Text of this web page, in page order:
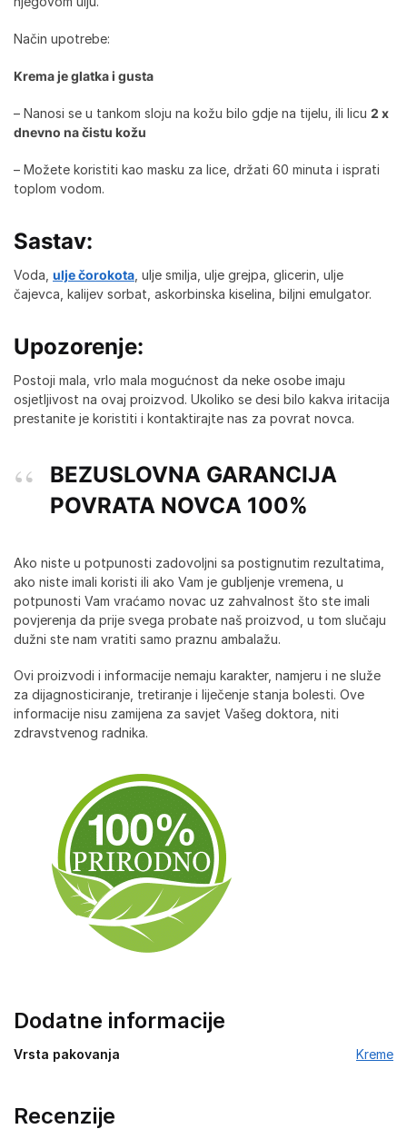
Način upotrebe:
Krema je glatka i gusta
– Nanosi se u tankom sloju na kožu bilo gdje na tijelu, ili licu 2 x
dnevno na čistu kožu
– Možete koristiti kao masku za lice, držati 60 minuta i isprati
toplom vodom.
Sastav:
Voda, ulje čorokota , ulje smilja, ulje grejpa, glicerin, ulje
čajevca, kalijev sorbat, askorbinska kiselina, biljni emulgator.
Upozorenje:
Postoji mala, vrlo mala mogućnost da neke osobe imaju
osjetljivost na ovaj proizvod. Ukoliko se desi bilo kakva iritacija
prestanite je koristiti i kontaktirajte nas za povrat novca.
BEZUSLOVNA GARANCIJA
POVRATA NOVCA 100%
Ako niste u potpunosti zadovoljni sa postignutim rezultatima,
ako niste imali koristi ili ako Vam je gubljenje vremena, u
potpunosti Vam vraćamo novac uz zahvalnost što ste imali
povjerenja da prije svega probate naš proizvod, u tom slučaju
dužni ste nam vratiti samo praznu ambalažu.
Ovi proizvodi i informacije nemaju karakter, namjeru i ne služe
za dijagnosticiranje, tretiranje i liječenje stanja bolesti. Ove
informacije nisu zamijena za savjet Vašeg doktora, niti
zdravstvenog radnika.
Dodatne informacije
Vrsta pakovanja Kreme
Recenzije